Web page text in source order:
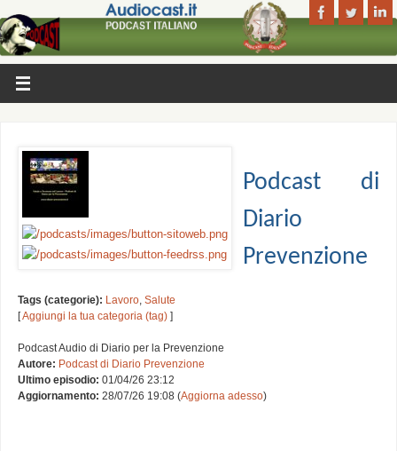
Podcast di
Diario
Prevenzione
Tags (categorie): Lavoro, Salute
[Aggiungi la tua categoria (tag)]
Podcast Audio di Diario per la Prevenzione
Autore: Podcast di Diario Prevenzione
Ultimo episodio: 01/04/26 23:12
Aggiornamento: 28/07/26 19:08 (Aggiorna adesso)